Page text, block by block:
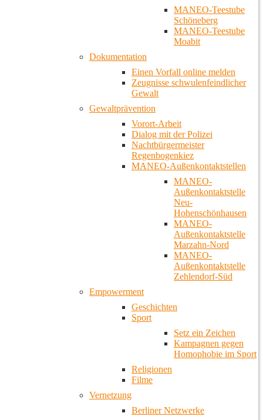
MANEO-Teestube
Schöneberg
MANEO-Teestube
Moabit
Dokumentation
Einen Vorfall online melden
Zeugnisse schwulenfeindlicher
Gewalt
Gewaltprävention
Vorort-Arbeit
Dialog mit der Polizei
Nachtbürgermeister
Regenbogenkiez
MANEO-Außenkontaktstellen
MANEO-
Außenkontaktstelle
Neu-
Hohenschönhausen
MANEO-
Außenkontaktstelle
Marzahn-Nord
MANEO-
Außenkontaktstelle
Zehlendorf-Süd
Empowerment
Geschichten
Sport
Setz ein Zeichen
Kampagnen gegen
Homophobie im Sport
Religionen
Filme
Vernetzung
Berliner Netzwerke